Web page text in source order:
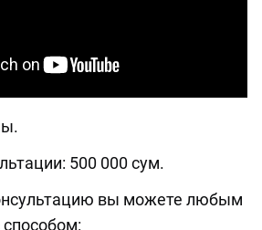
500 000 сум.
вы можете любым